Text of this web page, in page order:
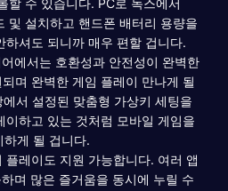
및 설치하고 핸드폰 배터리 용량을
하셔도 되니까 매우 편할 겁니다.
에서는 호환성과 안전성이 완벽한
며 완벽한 게임 플레이 만나게 될
서 설정된 맞춤형 가상키 세팅을
이하고 있는 것처럼 모바일 게임을
하게 될 겁니다.
플레이도 지원 가능합니다. 여러 앱
며 많은 즐거움을 동시에 누릴 수